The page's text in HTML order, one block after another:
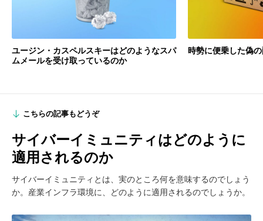
ユージン・カスペルスキーはどのようなスパ
ムメールを受け取っているのか
時勢に便乗した偽
こちらの記事もどうぞ
サイバーイミュニティはどのように
適用されるのか
サイバーイミュニティとは、実のところ何を意味するのでしょう
か。産業インフラ環境に、どのように適用されるのでしょうか。